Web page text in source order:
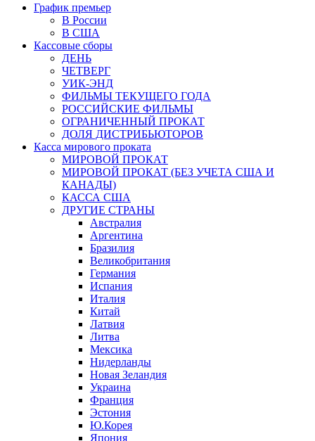
График премьер
В России
В США
Кассовые сборы
ДЕНЬ
ЧЕТВЕРГ
УИК-ЭНД
ФИЛЬМЫ ТЕКУЩЕГО ГОДА
РОССИЙСКИЕ ФИЛЬМЫ
ОГРАНИЧЕННЫЙ ПРОКАТ
ДОЛЯ ДИСТРИБЬЮТОРОВ
Касса мирового проката
МИРОВОЙ ПРОКАТ
МИРОВОЙ ПРОКАТ (БЕЗ УЧЕТА США И
КАНАДЫ)
КАССА США
ДРУГИЕ СТРАНЫ
Австралия
Аргентина
Бразилия
Великобритания
Германия
Испания
Италия
Китай
Латвия
Литва
Мексика
Нидерланды
Новая Зеландия
Украина
Франция
Эстония
Ю.Корея
Япония